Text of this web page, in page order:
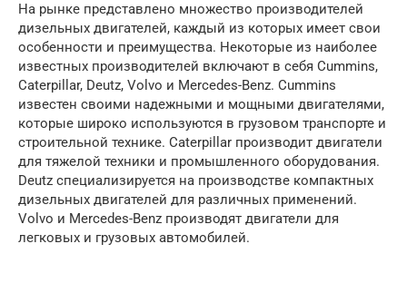
На рынке представлено множество производителей
дизельных двигателей, каждый из которых имеет свои
особенности и преимущества. Некоторые из наиболее
известных производителей включают в себя Cummins,
Caterpillar, Deutz, Volvo и Mercedes-Benz. Cummins
известен своими надежными и мощными двигателями,
которые широко используются в грузовом транспорте и
строительной технике. Caterpillar производит двигатели
для тяжелой техники и промышленного оборудования.
Deutz специализируется на производстве компактных
дизельных двигателей для различных применений.
Volvo и Mercedes-Benz производят двигатели для
легковых и грузовых автомобилей.